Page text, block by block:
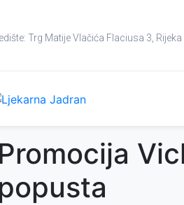
Trg Matije Vlačića Flaciusa 3, Rijeka
Promocija